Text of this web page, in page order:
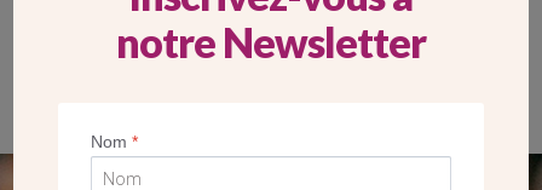
notre Newsletter
Nom*